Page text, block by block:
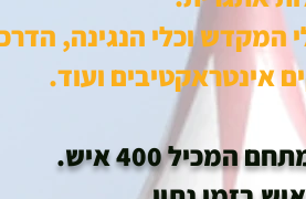
וכלי הנגינה,
אינטראקטיבים ועוד.
400 איש.